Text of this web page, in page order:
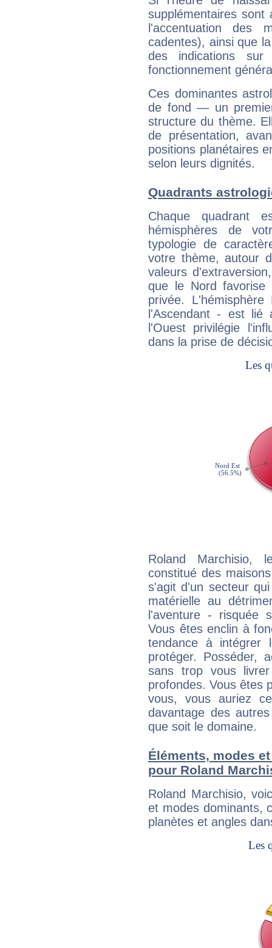
supplémentaires sont
l'accentuation des
cadentes), ainsi que
des indications sur
fonctionnement
Ces dominantes
de fond — un
structure du thème.
de présentation,
positions planétaires
selon leurs dignités.
Quadrants
Chaque quadrant
hémisphères de
typologie de
votre thème, autour
valeurs
que le Nord favorise
privée.
l'Ascendant - est
l'Ouest privilégie
dans la prise de
Roland Marchisio,
constitué des
s'agit d'un secteur
matérielle au
l'aventure - risquée
Vous êtes enclin à
tendance à
protéger. Posséder,
sans trop vous
profondes. Vous êtes
vous, vous auriez
davantage des
que soit le domaine.
Éléments, modes
pour Roland
Roland Marchisio,
et modes dominants,
planètes et angles